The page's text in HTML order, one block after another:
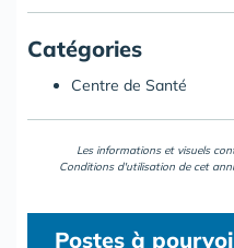
Catégories
Centre de Santé
Les informations et visuels
Conditions d'utilisation de cet
Postes à